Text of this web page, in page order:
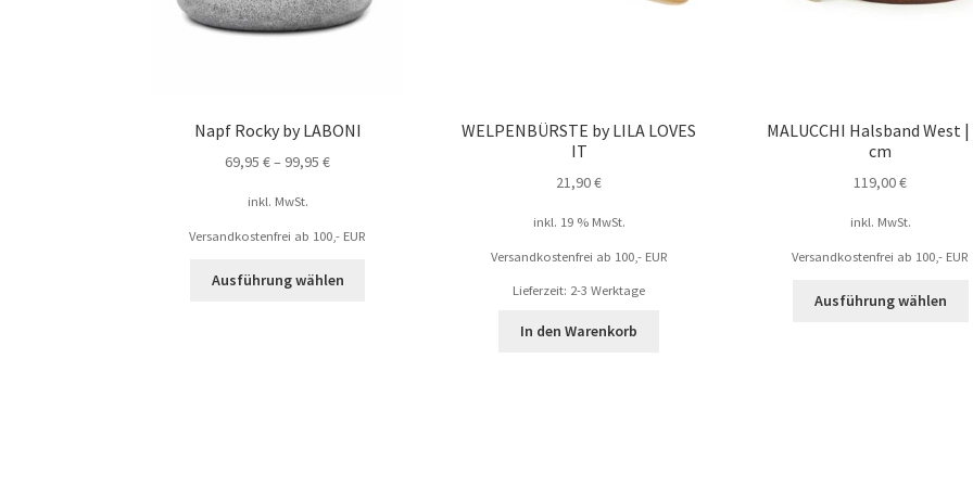
Napf Rocky by LABONI
69,95€– 99,95€
inkl. MwSt.
Versandkostenfrei ab 100,- EUR
Ausführung wählen
WELPENBÜRSTE by LILA LOVES
IT
21,90€
inkl. 19 % MwSt.
Versandkostenfrei ab 100,- EUR
Lieferzeit: 2-3 Werktage
In den Warenkorb
MALUCCHI Halsband West |
cm
119,00€
inkl. MwSt.
Versandkostenfrei ab 100,- EUR
Ausführung wählen